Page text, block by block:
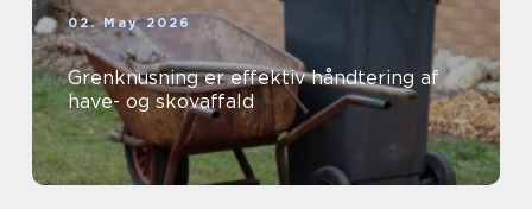
02. May 2026
Grenknusning er effektiv håndtering af
have- og skovaffald